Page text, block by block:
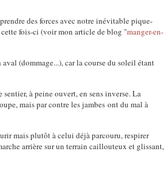
des forces avec notre inévitable pique-
fois-ci (voir mon article de blog "manger-en-
(dommage...), car la course du soleil étant
à peine ouvert, en sens inverse. La
mais par contre les jambes ont du mal à
mais plutôt à celui déjà parcouru, respirer
arrière sur un terrain caillouteux et glissant,